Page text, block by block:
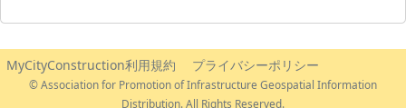
MyCityConstruction利用規約 プライバシーポリシー
© Association for Promotion of Infrastructure Geospatial Information
Distribution. All Rights Reserved.